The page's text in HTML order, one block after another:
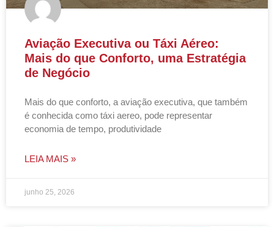
Aviação Executiva ou Táxi Aéreo:
Mais do que Conforto, uma Estratégia
de Negócio
Mais do que conforto, a aviação executiva, que também
é conhecida como táxi aereo, pode representar
economia de tempo, produtividade
LEIA MAIS »
junho 25, 2026